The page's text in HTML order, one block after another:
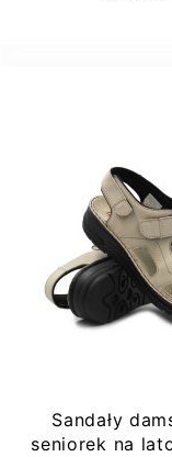
37
41
Sandały
seniorek na